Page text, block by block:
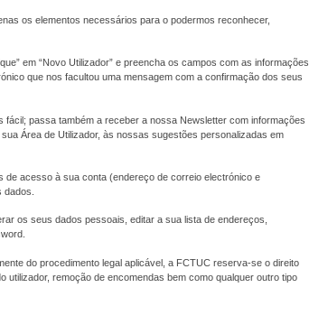
os elementos necessários para o podermos reconhecer,
em “Novo Utilizador” e preencha os campos com as informações
que nos facultou uma mensagem com a confirmação dos seus
passa também a receber a nossa Newsletter com informações
Área de Utilizador, às nossas sugestões personalizadas em
de acesso à sua conta (endereço de correio electrónico e
os seus dados pessoais, editar a sua lista de endereços,
do procedimento legal aplicável, a FCTUC reserva-se o direito
utilizador, remoção de encomendas bem como qualquer outro tipo